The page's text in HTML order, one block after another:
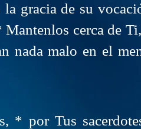
gracia de su
cerca de
nada malo en el
* por Tus